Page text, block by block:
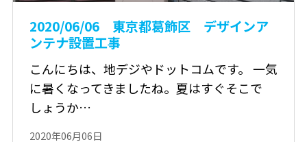
2020/06/06 東京都葛飾区 デザインア
ンテナ設置工事
こんにちは、地デジやドットコムです。 一気
に暑くなってきましたね。夏はすぐそこで
しょうか…
2020年06月06日